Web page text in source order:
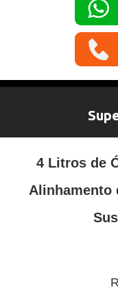
4 Litros de
Alinhamento